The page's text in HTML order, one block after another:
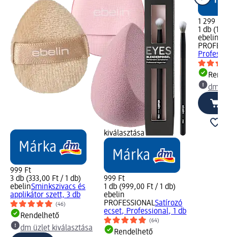
999 Ft
3 db (333,00 Ft / 1 db)
ebelinSminkszivacs és
applikátor szett, 3 db
(46)
Rendelhető
dm üzlet kiválasztása
kiválasztása
999 Ft
1 db (999,00 Ft / 1 db)
ebelin
PROFESSIONALSatírozó
ecset, Professional, 1 db
(64)
Rendelhető
1 299 Ft
1 db (1
ebelin
dm